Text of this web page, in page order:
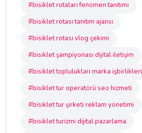
#bisiklet rotaları fenomen tanıtımı
#bisiklet rotası tanıtım ajansı
#bisiklet rotası vlog çekimi
#bisiklet şampiyonası dijital iletişim
#bisiklet toplulukları marka işbirlikleri
#bisiklet tur operatörü seo hizmeti
#bisiklet tur şirketi reklam yönetimi
#bisiklet turizmi dijital pazarlama